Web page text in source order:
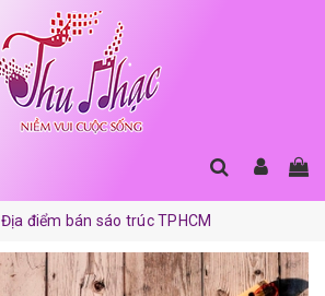
Địa điểm bán sáo trúc TPHCM